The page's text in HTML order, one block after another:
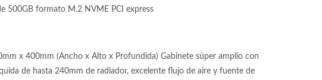
500GB formato M.2 NVME PCI express
x 400mm (Ancho x Alto x Profundida) Gabinete súper amplio con
de hasta 240mm de radiador, excelente flujo de aire y fuente de